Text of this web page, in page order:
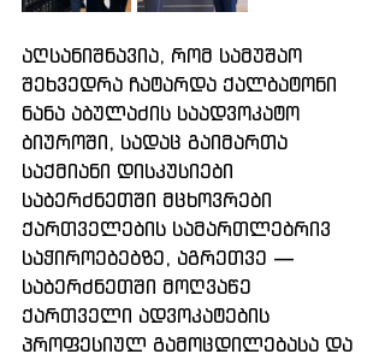
აღსანიშნავია, რომ სამუშაო
შეხვედრა ჩატარდა ქალბატონი
ნანა აბულაძის საადვოკატო
ბიუროში, სადაც გაიმართა
საქმიანი დისკუსიები
საბერძნეთში მცხოვრები
ქართველების სამართლებრივ
საჭიროებებზე, აგრეთვე —
საბერძნეთში მოღვაწე
ქართველი ადვოკატების
პროფესიულ გამოცდილებასა და